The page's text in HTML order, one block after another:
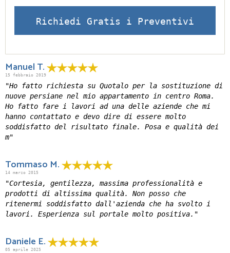
Richiedi Gratis i Preventivi
Manuel T.
15 febbraio 2019
"Ho fatto richiesta su Quotalo per la sostituzione di
nuove persiane nel mio appartamento in centro Roma.
Ho fatto fare i lavori ad una delle aziende che mi
hanno contattato e devo dire di essere molto
soddisfatto del risultato finale. Posa e qualità dei
m"
Tommaso M.
14 marzo 2015
"Cortesia, gentilezza, massima professionalità e
prodotti di altissima qualità. Non posso che
ritenermi soddisfatto dall'azienda che ha svolto i
lavori. Esperienza sul portale molto positiva."
Daniele E.
05 aprile 2025